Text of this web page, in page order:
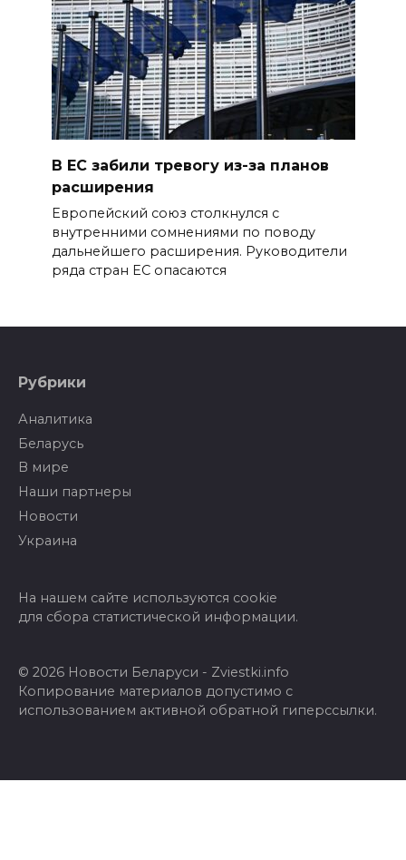
В ЕС забили тревогу из-за планов
расширения
Европейский союз столкнулся с
внутренними сомнениями по поводу
дальнейшего расширения. Руководители
ряда стран ЕС опасаются
Рубрики
Аналитика
Беларусь
В мире
Наши партнеры
Новости
Украина
На нашем сайте используются cookie
для сбора статистической информации.
© 2026 Новости Беларуси - Zviestki.info
Копирование материалов допустимо с
использованием активной обратной гиперссылки.